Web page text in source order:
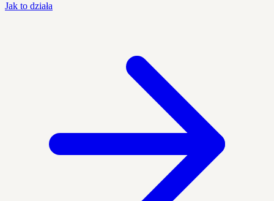
Jak to działa